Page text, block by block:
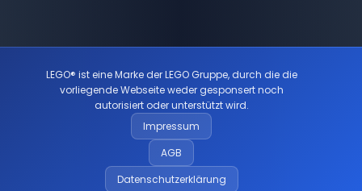
LEGO® ist eine Marke der LEGO Gruppe, durch die die
vorliegende Webseite weder gesponsert noch
autorisiert oder unterstützt wird.
Impressum
AGB
Datenschutzerklärung